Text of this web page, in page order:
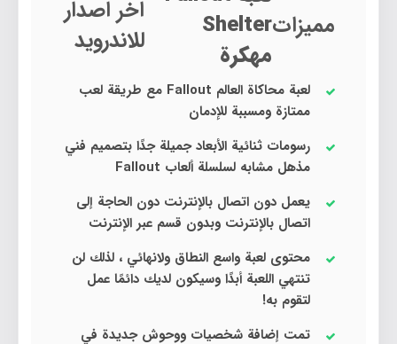
مميزاتShelter
مهكرة
اخر اصدار
للاندرويد
لعبة محاكاة العالم Fallout مع طريقة لعب
ممتازة ومسببة للإدمان
رسومات ثنائية الأبعاد جميلة جدًا بتصميم فني
مذهل مشابه لسلسلة ألعاب Fallout
يعمل دون اتصال بالإنترنت دون الحاجة إلى
اتصال بالإنترنت وبدون قسم عبر الإنترنت
محتوى لعبة واسع النطاق ولانهائي ، لذلك لن
تنتهي اللعبة أبدًا وسيكون لديك دائمًا عمل
لتقوم به!
تمت إضافة شخصيات ووحوش جديدة في